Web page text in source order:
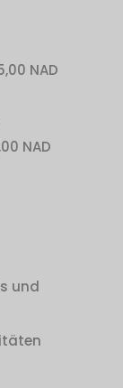
NAD
NAD
und